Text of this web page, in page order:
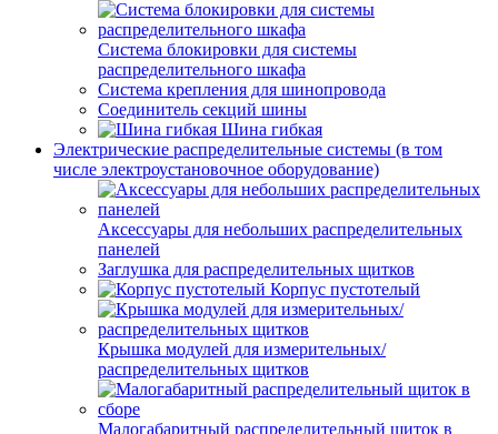
Система блокировки для системы
распределительного шкафа
Система крепления для шинопровода
Соединитель секций шины
Шина гибкая
Электрические распределительные системы (в том
числе электроустановочное оборудование)
Аксессуары для небольших распределительных
панелей
Заглушка для распределительных щитков
Корпус пустотелый
Крышка модулей для измерительных/
распределительных щитков
Малогабаритный распределительный щиток в